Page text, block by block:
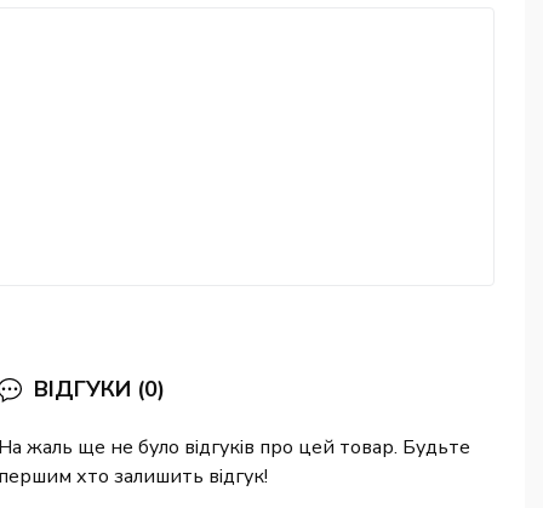
ВІДГУКИ (0)
На жаль ще не було відгуків про цей товар. Будьте
першим хто залишить відгук!